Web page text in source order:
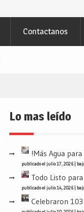
Contactanos
Lo mas leído
!Más Agua para
publicado el julio 17, 2026|
Todo Listo para
publicado el julio 14, 2026|
Celebraron 103